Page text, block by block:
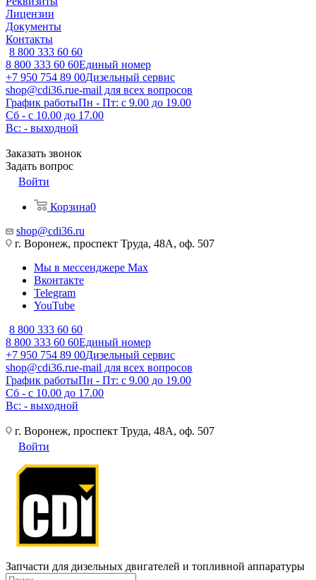
Лицензии
Документы
Контакты
8 800 333 60 60
8 800 333 60 60Единый номер
+7 950 754 89 00Дизельный сервис
shop@cdi36.rue-mail для всех вопросов
График работыПн - Пт: с 9.00 до 19.00
Сб - с 10.00 до 17.00
Вс: - выходной
Заказать звонок
Задать вопрос
Войти
Корзина0
shop@cdi36.ru
г. Воронеж, проспект Труда, 48А, оф. 507
Мы в мессенджере Max
Вконтакте
Telegram
YouTube
8 800 333 60 60
8 800 333 60 60Единый номер
+7 950 754 89 00Дизельный сервис
shop@cdi36.rue-mail для всех вопросов
График работыПн - Пт: с 9.00 до 19.00
Сб - с 10.00 до 17.00
Вс: - выходной
г. Воронеж, проспект Труда, 48А, оф. 507
Войти
Запчасти для дизельных двигателей и топливной аппаратуры